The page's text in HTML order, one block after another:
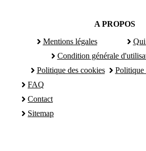
A PROPOS
Mentions légales
Qui
Condition générale
Politique des cookies
Politique
FAQ
Contact
Sitemap